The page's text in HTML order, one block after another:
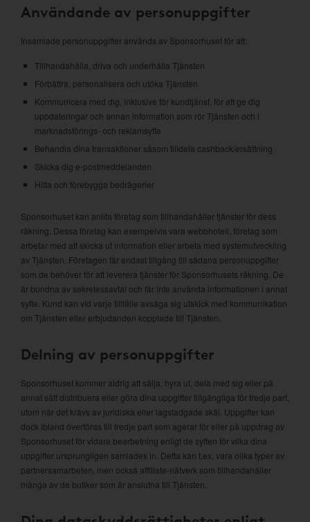
Användande av personuppgifter
Insamlade personuppgifter används av Sponsorhuset för att:
Tillhandahålla, driva och underhålla Tjänsten
Förbättra, personalisera och utöka Tjänsten
Kommunicera med dig, inklusive för kundtjänst, för att ge dig
uppdateringar och annan information som rör Tjänsten och i
marknadsförings- och reklamsyfte
Behandla dina transaktioner såsom tilldela cashback/ersättning
Skicka dig e-postmeddelanden
Hitta och förebygga bedrägerier
Sponsorhuset kan anlita företag som tillhandahåller tjänster för dess
räkning. Dessa företag kan exempelvis vara webbhotell, företag som
arbetar med att skicka ut information eller arbeta med systemutveckling
av Tjänsten. Företagen får endast tillgång till sådana personuppgifter
som de behöver för att leverera tjänster för Sponsorhusets räkning. De
är bundna av sekretessavtal och får inte använda informationen i annat
syfte. Kund kan vid varje tillfälle avsäga sig utskick med kommunikation
om Tjänsten eller erbjudanden kopplade till Tjänsten.
Delning av personuppgifter
Sponsorhuset kommer aldrig att sälja, hyra ut, dela med sig eller på
annat sätt distribuera eller göra dina uppgifter tillgängliga för tredje part,
utom när det krävs av juridiska eller lagstadgade skäl. Uppgifter kan
dock ibland överföras till tredje part som agerar för eller på uppdrag av
Sponsorhuset för vidare bearbetning enligt de syften för vilka dina
uppgifter ursprungligen samlades in. Detta kan t.ex. vara olika typer av
partnersamarbeten, men också affiliate-nätverk som tillhandahåller
många av de butiker som är anslutna till Tjänsten.